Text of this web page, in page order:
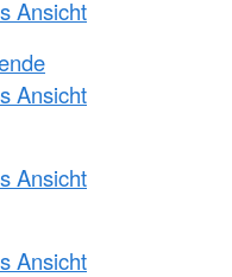
Ansicht
Ansicht
Ansicht
Ansicht